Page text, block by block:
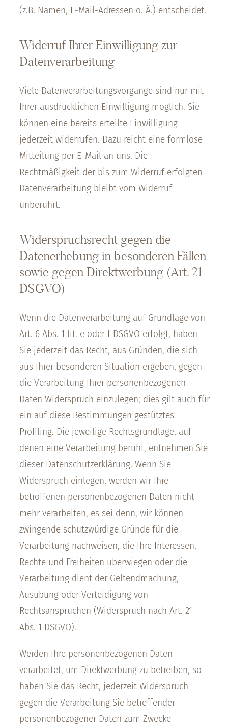
(z.B. Namen, E-Mail-Adressen o. Ä.) entscheidet.
Widerruf Ihrer Einwilligung zur
Datenverarbeitung
Viele Datenverarbeitungsvorgänge sind nur mit
Ihrer ausdrücklichen Einwilligung möglich. Sie
können eine bereits erteilte Einwilligung
jederzeit widerrufen. Dazu reicht eine formlose
Mitteilung per E-Mail an uns. Die
Rechtmäßigkeit der bis zum Widerruf erfolgten
Datenverarbeitung bleibt vom Widerruf
unberührt.
Widerspruchsrecht gegen die
Datenerhebung in besonderen Fällen
sowie gegen Direktwerbung (Art. 21
DSGVO)
Wenn die Datenverarbeitung auf Grundlage von
Art. 6 Abs. 1 lit. e oder f DSGVO erfolgt, haben
Sie jederzeit das Recht, aus Gründen, die sich
aus Ihrer besonderen Situation ergeben, gegen
die Verarbeitung Ihrer personenbezogenen
Daten Widerspruch einzulegen; dies gilt auch für
ein auf diese Bestimmungen gestütztes
Profiling. Die jeweilige Rechtsgrundlage, auf
denen eine Verarbeitung beruht, entnehmen Sie
dieser Datenschutzerklärung. Wenn Sie
Widerspruch einlegen, werden wir Ihre
betroffenen personenbezogenen Daten nicht
mehr verarbeiten, es sei denn, wir können
zwingende schutzwürdige Gründe für die
Verarbeitung nachweisen, die Ihre Interessen,
Rechte und Freiheiten überwiegen oder die
Verarbeitung dient der Geltendmachung,
Ausübung oder Verteidigung von
Rechtsansprüchen (Widerspruch nach Art. 21
Abs. 1 DSGVO).
Werden Ihre personenbezogenen Daten
verarbeitet, um Direktwerbung zu betreiben, so
haben Sie das Recht, jederzeit Widerspruch
gegen die Verarbeitung Sie betreffender
personenbezogener Daten zum Zwecke